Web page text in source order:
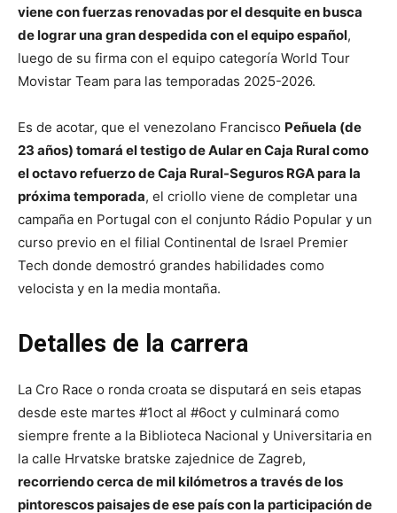
viene con fuerzas renovadas por el desquite en busca
de lograr una gran despedida con el equipo español,
luego de su firma con el equipo categoría World Tour
Movistar Team para las temporadas 2025-2026.
Es de acotar, que el venezolano Francisco Peñuela (de
23 años) tomará el testigo de Aular en Caja Rural como
el octavo refuerzo de Caja Rural-Seguros RGA para la
próxima temporada, el criollo viene de completar una
campaña en Portugal con el conjunto Rádio Popular y un
curso previo en el filial Continental de Israel Premier
Tech donde demostró grandes habilidades como
velocista y en la media montaña.
Detalles de la carrera
La Cro Race o ronda croata se disputará en seis etapas
desde este martes #1oct al #6oct y culminará como
siempre frente a la Biblioteca Nacional y Universitaria en
la calle Hrvatske bratske zajednice de Zagreb,
recorriendo cerca de mil kilómetros a través de los
pintorescos paisajes de ese país con la participación de